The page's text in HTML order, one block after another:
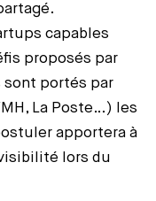
capables
proposés par
sont portés par
La Poste…) les
apportera à
lors du